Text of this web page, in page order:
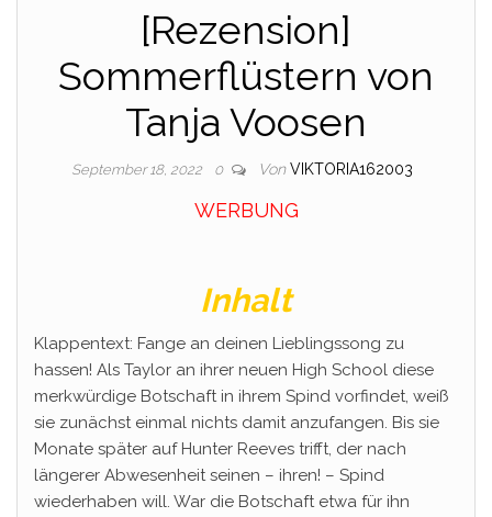
[Rezension]
Sommerflüstern von
Tanja Voosen
September 18, 2022 0 Von VIKTORIA162003
WERBUNG
Inhalt
Klappentext: Fange an deinen Lieblingssong zu
hassen! Als Taylor an ihrer neuen High School diese
merkwürdige Botschaft in ihrem Spind vorfindet, weiß
sie zunächst einmal nichts damit anzufangen. Bis sie
Monate später auf Hunter Reeves trifft, der nach
längerer Abwesenheit seinen – ihren! – Spind
wiederhaben will. War die Botschaft etwa für ihn